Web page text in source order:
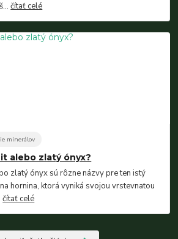
čítať celé
minerálov
alebo zlatý ónyx?
zlatý ónyx sú rôzne názvy pre ten istý
hornina, ktorá vyniká svojou vrstevnatou
čítať celé